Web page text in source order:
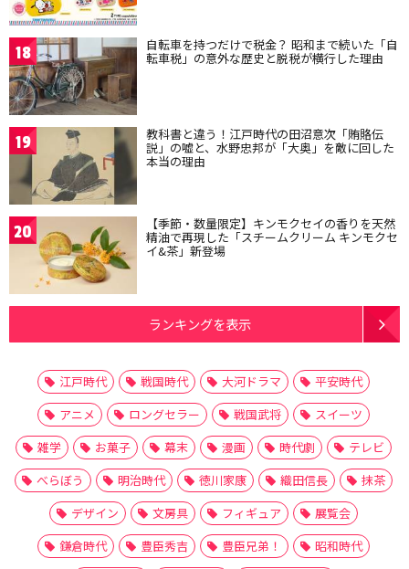
18 自転車を持つだけで税金？ 昭和まで続いた「自
転車税」の意外な歴史と脱税が横行した理由
19 教科書と違う！江戸時代の田沼意次「賄賂伝
説」の嘘と、水野忠邦が「大奥」を敵に回した
本当の理由
20 【季節・数量限定】キンモクセイの香りを天然
精油で再現した「スチームクリーム キンモクセ
イ&茶」新登場
ランキングを表示
江戸時代 戦国時代 大河ドラマ
平安時代
アニメ
ロングセラー 戦国武将
スイーツ
雑学
お菓子 幕末 漫画 時代劇
テレビ
べらぼう
明治時代 徳川家康 織田信長
抹茶
デザイン
文房具 フィギュア
展覧会
鎌倉時代
豊臣秀吉 豊臣兄弟！
昭和時代